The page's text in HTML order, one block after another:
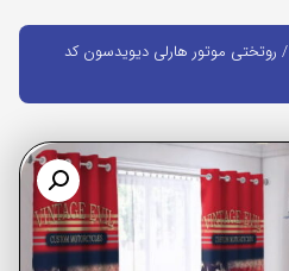
/ روتختی موتور هارلی دیویدسون کد